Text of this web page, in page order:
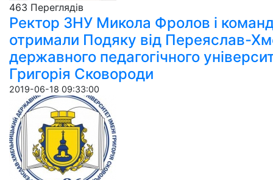
463 Пере­гля­дів
Ректор ЗНУ Микола Фролов і
отримали Подяку від Переяслав-
державного педагогічного
Григорія Сковороди
2019-06-18 09:33:00